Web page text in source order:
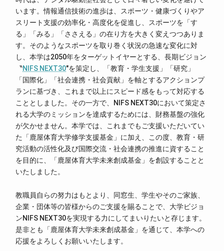
います。情報通信技術の進歩は、スポーツ・健康づくりやア
スリート支援の効率化・高度化を促進し、スポーツを「す
る」「みる」「ささえる」の在り方を大きく変えつつありま
す。そのようなスポーツを取り巻く状況の急速な変化に対
し、本学は2050年をターゲットイヤーとする、長期ビジョン
〝NIFS NEXT30″を策定し、「教育・学生支援」「研究」
「国際化」「社会連携・社会貢献」を軸とするアクションプ
ランに基づき、これまで以上にスピード感をもって対応する
こととしました。その一方で、NIFS NEXT30において策定さ
れる大学のミッションを達成するためには、財務基盤の強化
が欠かせません。本学では、これまでもご支援いただいてい
た「鹿屋体育大学修学支援基金」に加え、この度、教育・研
究活動の活性化及び国際交流・社会連携の推進に資すること
を目的に、「鹿屋体育大学未来創成基金」を創設することと
いたしました。
教職員自らの努力はもとより、同窓生、学生やそのご家族、
企業・団体等の皆様からのご支援を賜ることで、大学ビジョ
ンNIFS NEXT30を実現する力にしてまいりたいと存じます。
是非とも「鹿屋体育大学未来創成基金」を通じて、本学への
応援をよろしくお願いいたします。